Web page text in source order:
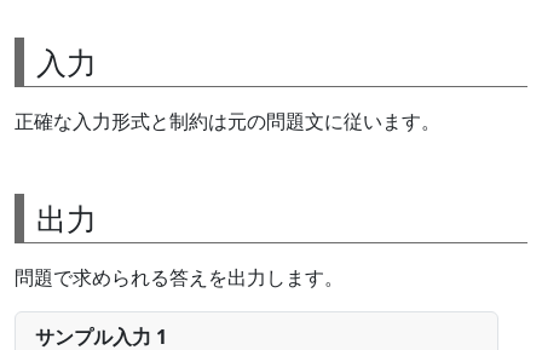
入力
正確な入力形式と制約は元の問題文に従います。
出力
問題で求められる答えを出力します。
サンプル入力 1